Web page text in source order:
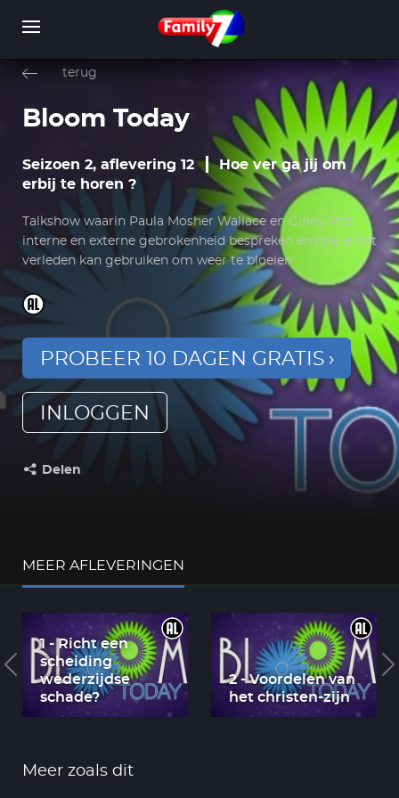
inhoudWORD LID INLOGGEN
terug
Bloom Today
Seizoen 2, aflevering 12
Hoe ver ga jij om
erbij te horen ?
Talkshow waarin Paula Mosher Wallace en Ginny Priz
interne en externe gebrokenheid bespreken en hoe je het
verleden kan gebruiken om weer te bloeien.
PROBEER 10 DAGEN GRATIS
INLOGGEN
Delen
MEER AFLEVERINGEN
1 - Richt een
scheiding
wederzijdse
schade?
2 - Voordelen van
het christen-zijn
Meer zoals dit